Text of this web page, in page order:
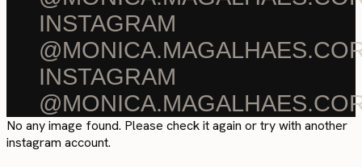
INSTAGRAM
INSTAGRAM
No any image found. Please check it again or try with another
instagram account.